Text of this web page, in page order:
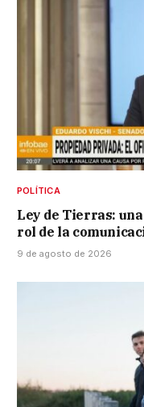
POLÍTICA
Ley de Tierras:
rol de la
9 de agosto de 2026